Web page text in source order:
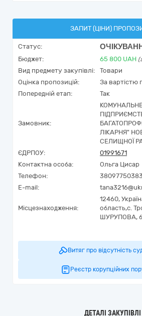
ЗАПИТ (ЦІНИ)
Статус:
Бюджет: 65 800 UAH
Вид предмету закупівлі:
Товари
Оцінка пропозицій:
За вартістю
Попередній етап:
Так
Замовник:
ЛІКАРНЯ"
СЕЛИЩНОЇ
ЄДРПОУ:
01991671
Контактна особа:
Ольга Цисар
Телефон:
E-mail:
Місцезнаходження:
12460,
область,с.
ШУРУПОВА,
Витяг про відсутність
Реєстр корупційних
ДЕТАЛІ ЗАКУПІВЛІ